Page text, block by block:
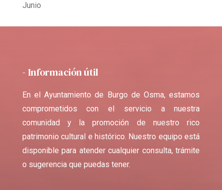
Junio
- Información útil
En el Ayuntamiento de Burgo de Osma, estamos
comprometidos con el servicio a nuestra
comunidad y la promoción de nuestro rico
patrimonio cultural e histórico. Nuestro equipo está
disponible para atender cualquier consulta, trámite
o sugerencia que puedas tener.